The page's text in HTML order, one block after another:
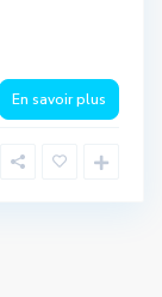
En savoir plus